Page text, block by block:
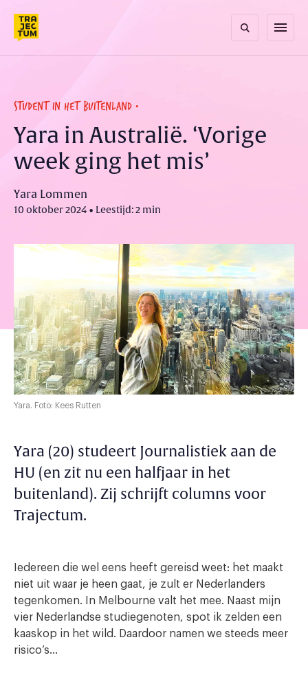
content
menu
STUDENT IN HET BUITENLAND
Yara in Australië. ‘Vorige
week ging het mis’
Yara Lommen
10 oktober 2024 • Leestijd: 2 min
Yara. Foto: Kees Rutten
Yara (20) studeert Journalistiek aan de
HU (en zit nu een halfjaar in het
buitenland). Zij schrijft columns voor
Trajectum.
Iedereen die wel eens heeft gereisd weet: het maakt
niet uit waar je heen gaat, je zult er Nederlanders
tegenkomen. In Melbourne valt het mee. Naast mijn
vier Nederlandse studiegenoten, spot ik zelden een
kaaskop in het wild. Daardoor namen we steeds meer
risico’s…